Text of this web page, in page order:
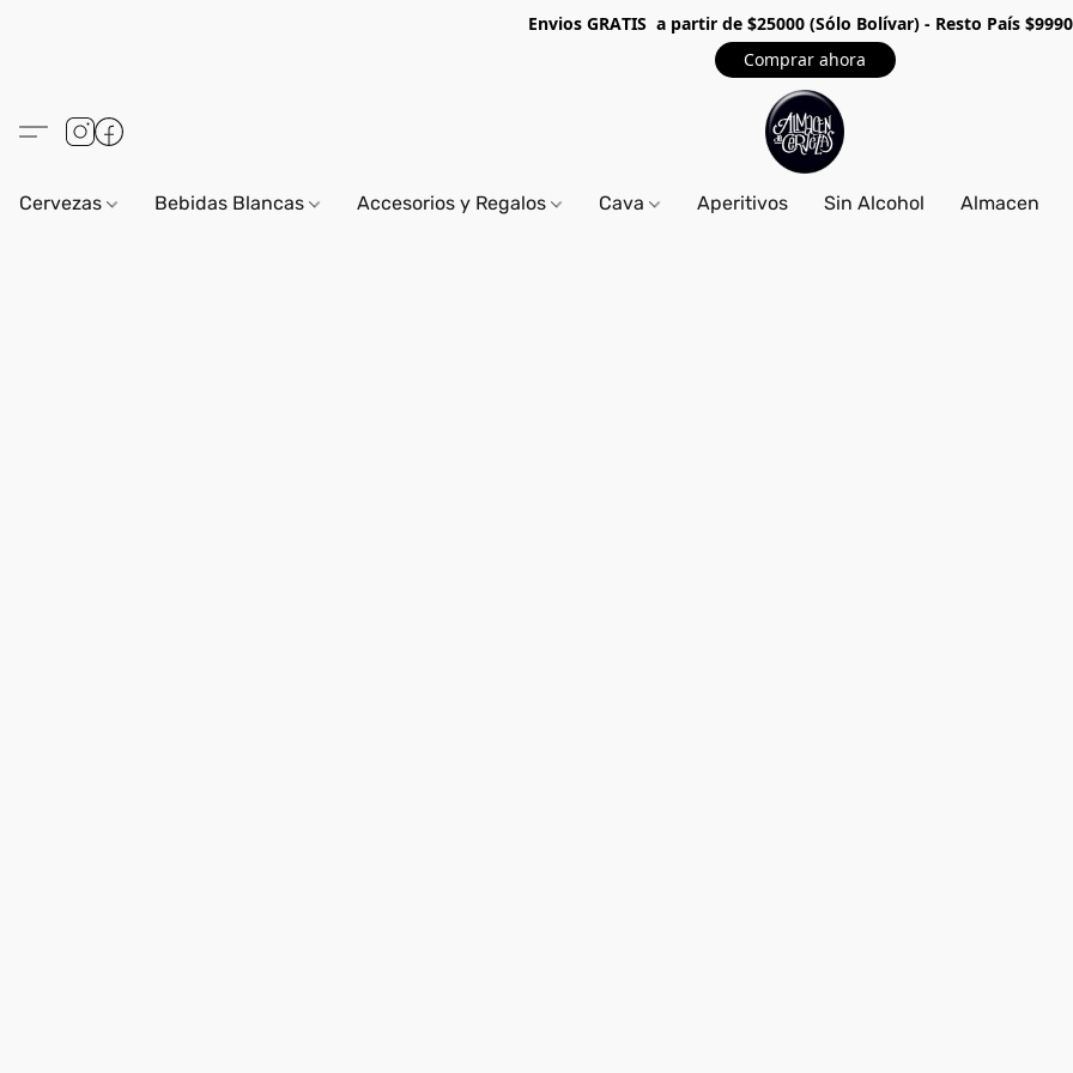
Envios GRATIS a partir de $25000 (Sólo Bolívar) - Resto País
Comprar ahora
Cervezas Bebidas Blancas Accesorios y Regalos Cava Aperitivos Sin Alcohol Almacen